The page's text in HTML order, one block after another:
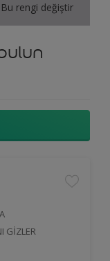
Bu rengi değiştir
GİZLER